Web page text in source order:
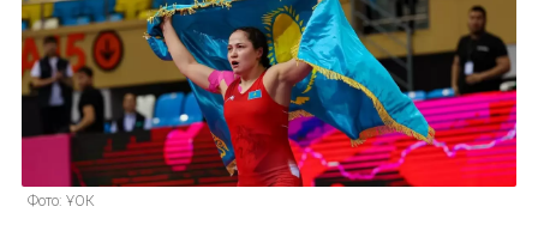
Фото: ҰОК